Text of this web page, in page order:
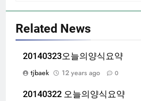
Related News
20140323오늘의양식요약
tjbaek
12 years ago 0
20140322 오늘의양식요약